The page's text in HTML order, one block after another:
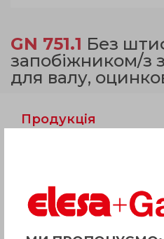
GN 751.1 Без
запобіжником/з
для валу,
Продукція
Питання про